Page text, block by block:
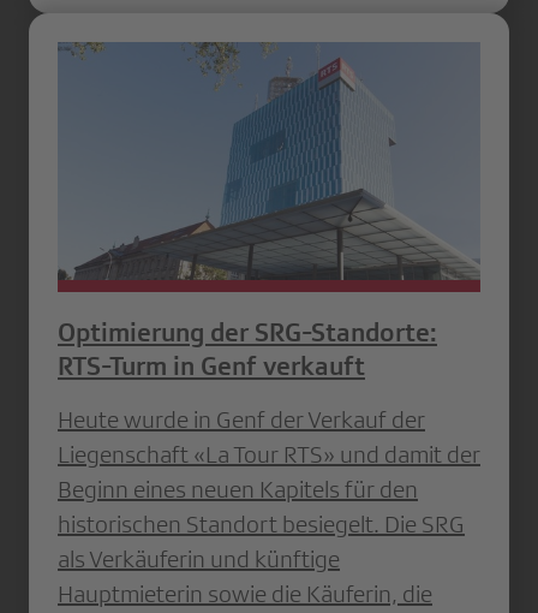
Optimierung der SRG-Standorte:
RTS-Turm in Genf verkauft
Heute wurde in Genf der Verkauf der
Liegenschaft «La Tour RTS» und damit der
Beginn eines neuen Kapitels für den
historischen Standort besiegelt. Die SRG
als Verkäuferin und künftige
Hauptmieterin sowie die Käuferin, die